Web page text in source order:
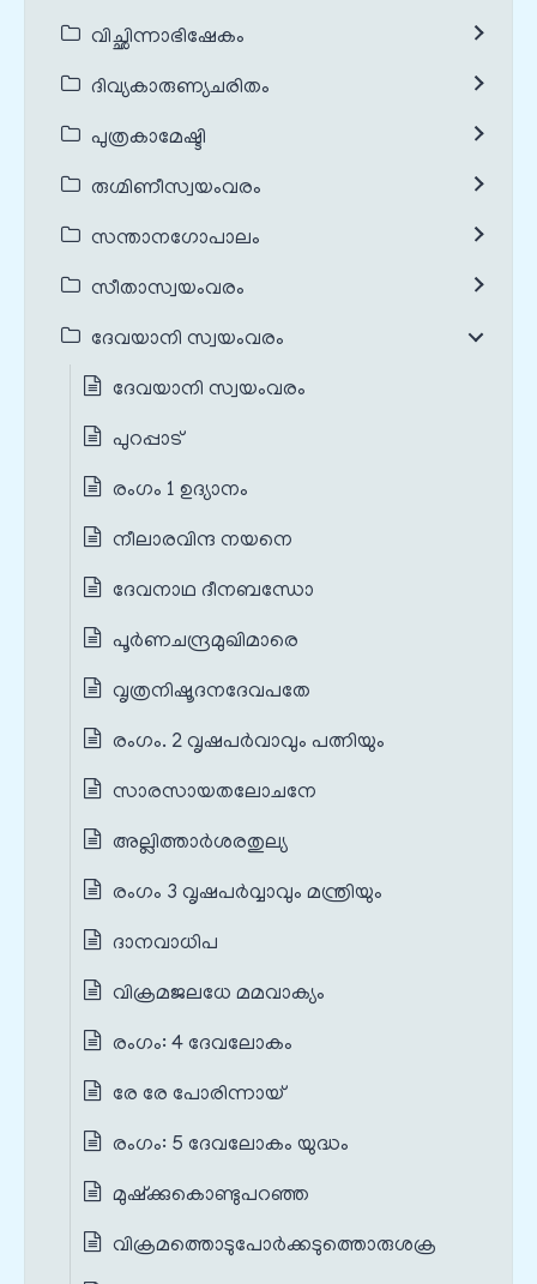
വിച്ഛിന്നാഭിഷേകം
ദിവ്യകാരുണ്യചരിതം
പുത്രകാമേഷ്ടി
രുഗ്മിണീസ്വയംവരം
സന്താനഗോപാലം
സീതാസ്വയംവരം
ദേവയാനി സ്വയംവരം
ദേവയാനി സ്വയംവരം
പുറപ്പാട്
രംഗം 1 ഉദ്യാനം
നീലാരവിന്ദ നയനെ
ദേവനാഥ ദീനബന്ധോ
പൂര്‍ണചന്ദ്രമുഖിമാരെ
വൃത്രനിഷൂദനദേവപതേ
രംഗം. 2 വൃഷപര്‍വാവും പത്നിയും
സാരസായതലോചനേ
അല്ലിത്താര്‍ശരതുല്യ
രംഗം 3 വൃഷപർവ്വാവും മന്ത്രിയും
ദാനവാധിപ
വിക്രമജലധേ മമവാക്യം
രംഗം: 4 ദേവലോകം
രേ രേ പോരിന്നായ്‌
രംഗം: 5 ദേവലോകം യുദ്ധം
മുഷ്ക്കുകൊണ്ടുപറഞ്ഞ
വിക്രമത്തൊടുപോര്‍ക്കടുത്തൊരുശക്ര